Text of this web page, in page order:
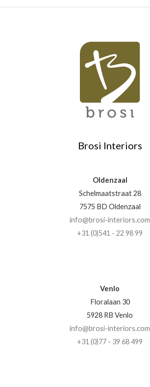
Brosi Interiors
Oldenzaal
Schelmaatstraat 28
7575 BD Oldenzaal
info@brosi-interiors.com
+31 (0)541 - 22 98 99
Venlo
Floralaan 30
5928 RB Venlo
info@brosi-interiors.com
+31 (0)77 - 39 68 499